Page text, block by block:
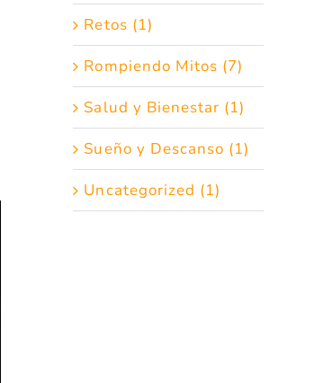
Retos (1)
Rompiendo Mitos (7)
Salud y Bienestar (1)
Sueño y Descanso (1)
Uncategorized (1)